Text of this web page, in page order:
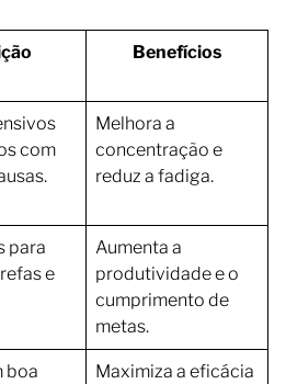
Benefícios
com
Melhora a
concentração e
reduz a fadiga.
para
e
Aumenta a
produtividade e o
cumprimento de
metas.
boa Maximiza a eficácia